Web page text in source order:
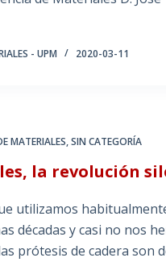
- UPM 2020-03-11
MATERIALES,SIN CATEGORÍA
la revolución
utilizamos
décadas y casi no nos
prótesis de cadera son